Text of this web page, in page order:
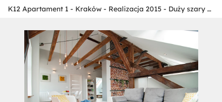
K12 Apartament 1 - Kraków - Realizacja 2015 - Duży szary salon z jadalnią, styl skandynawski - zdjęcie od NOVI art Pracownia projektowa